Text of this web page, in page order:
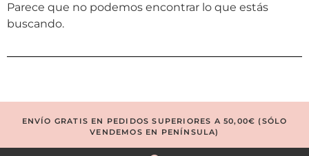
Parece que no podemos encontrar lo que estás
buscando.
ENVÍO GRATIS EN PEDIDOS SUPERIORES A 50,00€ (SÓLO
VENDEMOS EN PENÍNSULA)